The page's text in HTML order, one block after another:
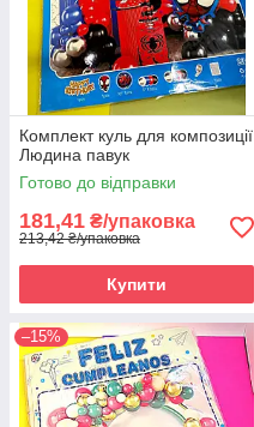
Комплект куль для композиції
Людина павук
Готово до відправки
181,41 ₴/упаковка
213,42 ₴/упаковка
Купити
–15%